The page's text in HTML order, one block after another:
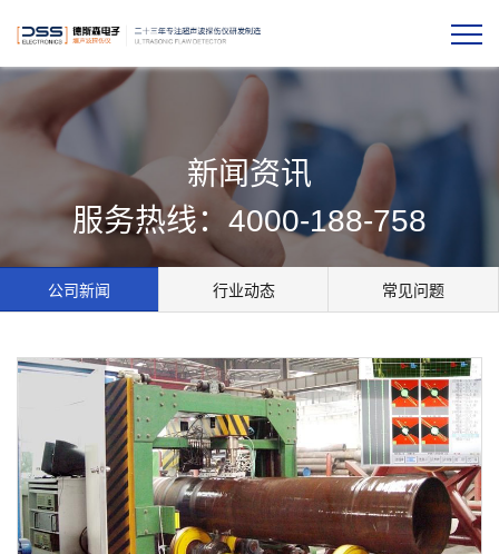
新闻资讯
服务热线：4000-188-758
公司新闻 行业动态 常见问题